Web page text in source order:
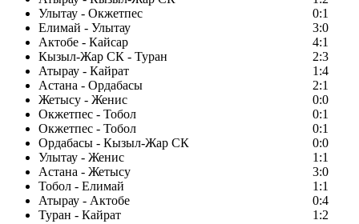
Улытау - Окжетпес
0:1
Елимай - Улытау
3:0
Актобе - Кайсар
4:1
Кызыл-Жар СК - Туран
2:3
Атырау - Кайрат
1:4
Астана - Ордабасы
2:1
Жетысу - Женис
0:0
Окжетпес - Тобол
0:1
Окжетпес - Тобол
0:1
Ордабасы - Кызыл-Жар СК
0:0
Улытау - Женис
1:1
Астана - Жетысу
3:0
Тобол - Елимай
1:1
Атырау - Актобе
0:4
Туран - Кайрат
1:2